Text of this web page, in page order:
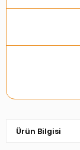
Ürün Bilgisi